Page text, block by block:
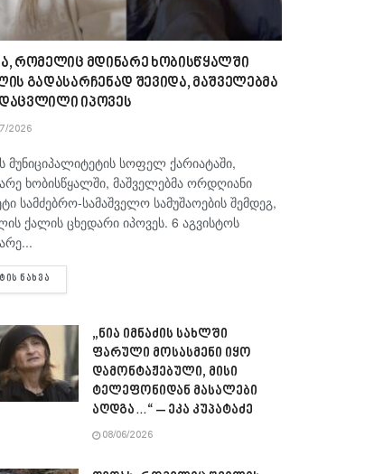
რომელიც მდინარე ხობისწყალში
გადასარჩენად შევიდა, მაშველებმა
იპოვეს
2026
მუნიციპალიტეტის სოფელ ქარიატაში,
ხობისწყალში, მაშველებმა ორდღიანი
სამძებრო-სამაშველო სამუშაოების შემდეგ,
ქალის ცხედარი იპოვეს. 6 აგვისტოს
ᲜᲐᲮᲕᲐ
„ნია იმნაძის სახლში
ფარული მოსასმენი იყო
დამონტაჟებული, მისი
ტელეფონიდან მასალები
აღდგა…“ – ეკა კუპატაძე
08/06/2026